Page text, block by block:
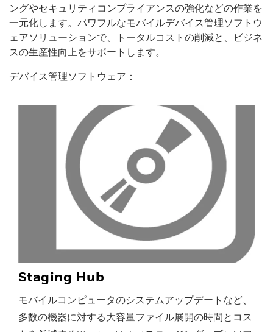
ングやセキュリティコンプライアンスの強化などの作業を
一元化します。パワフルなモバイルデバイス管理ソフトウ
ェアソリューションで、トータルコストの削減と、ビジネ
スの生産性向上をサポートします。
デバイス管理ソフトウェア：
Staging Hub
モバイルコンピュータのシステムアップデートなど、
多数の機器に対する大容量ファイル展開の時間とコス